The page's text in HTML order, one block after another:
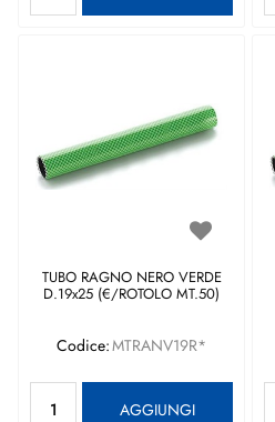
TUBO RAGNO NERO VERDE
D.19x25 (€/ROTOLO MT.50)
Codice:MTRANV19R*
AGGIUNGI